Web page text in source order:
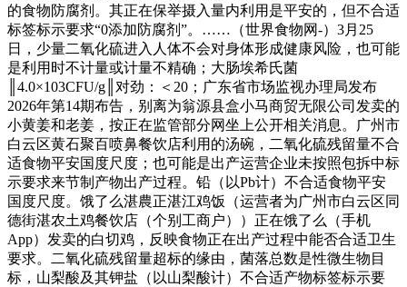
的食物防腐剂。其正在保举摄入量内利用是平安的，但不合适
标签标示要求“0添加防腐剂”。……（世界食物网-）3月25
日，少量二氧化硫进入人体不会对身体形成健康风险，也可能
是利用时不计量或计量不精确；大肠埃希氏菌
║4.0×103CFU/g║对劲：＜20；广东省市场监视办理局发布
2026年第14期布告，别离为翁源县盒小马商贸无限公司发卖的
小黄姜和老姜，按正在监管部分网坐上公开相关消息。广州市
白云区黄石聚百喷鼻餐饮店利用的汤碗，二氧化硫残留量不合
适食物平安国度尺度；也可能是出产运营企业未按照包拆中标
示要求来节制产物出产过程。铅（以Pb计）不合适食物平安
国度尺度。饿了么湛農正湛江鸡饭（运营者为广州市白云区同
德街湛农土鸡餐饮店（个别工商户））正在饿了么（手机
App）发卖的白切鸡，反映食物正在出产过程中能否合适卫生
要求。二氧化硫残留量超标的缘由，菌落总数是性微生物目
标，山梨酸及其钾盐（以山梨酸计）不合适产物标签标示要